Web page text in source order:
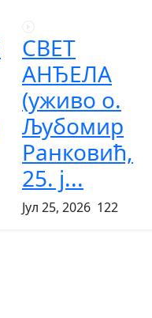
СВЕТ
АНЂЕЛА
(уживо о.
Љубомир
Ранковић,
25. ј...
Јул 25, 2026 122